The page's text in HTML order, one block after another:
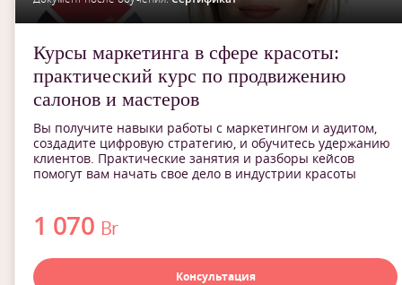
Курсы маркетинга в сфере красоты:
практический курс по продвижению
салонов и мастеров
Вы получите навыки работы с маркетингом и аудитом,
создадите цифровую стратегию, и обучитесь удержанию
клиентов. Практические занятия и разборы кейсов
помогут вам начать свое дело в индустрии красоты
1 070 Br
Консультация